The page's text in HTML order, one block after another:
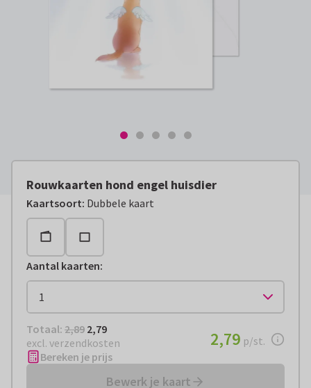
Rouwkaarten hond engel huisdier
Kaartsoort: Dubbele kaart
Aantal kaarten:
Totaal: € 2,79
Totaal: 2,89 2,79
excl. verzendkosten
€ 2,79per stuk
2,79 p/st.
Bereken je prijs
Bewerk je kaart